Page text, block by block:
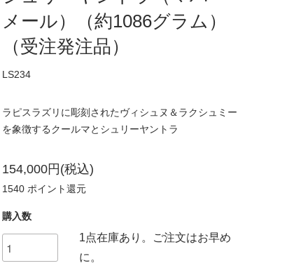
メール）（約1086グラム）
（受注発注品）
LS234
ラピスラズリに彫刻されたヴィシュヌ＆ラクシュミー
を象徴するクールマとシュリーヤントラ
154,000円(税込)
1540 ポイント還元
購入数
1点在庫あり。ご注文はお早め
に。